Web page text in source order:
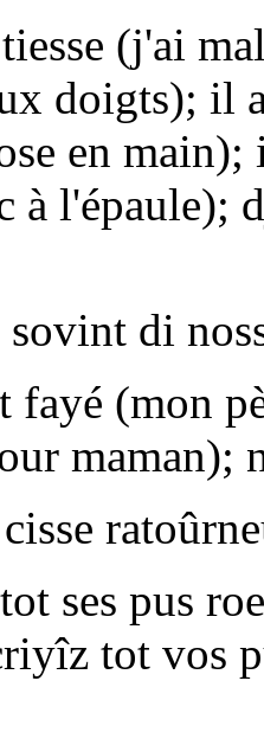
(j'ai
doigts); il
en main);
à l'épaule);
sovint di
fayé (mon
maman);
ses pus
tot vos